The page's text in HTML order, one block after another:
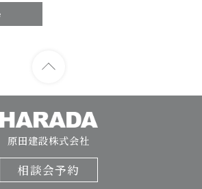
原田建設株式会社
相談会予約